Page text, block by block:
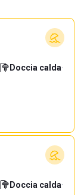
Doccia calda·
Doccia calda·